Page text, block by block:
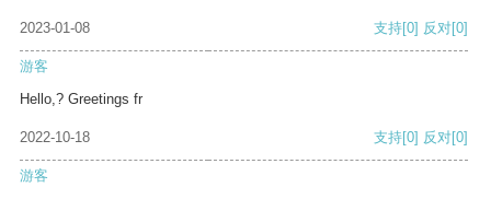
2023-01-08 支持[0] 反对[0]
游客
Hello,? Greetings fr
2022-10-18 支持[0] 反对[0]
游客